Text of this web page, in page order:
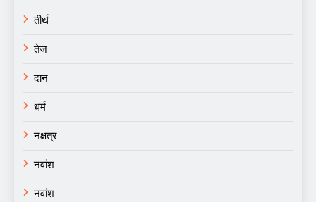
तीर्थ
तेज
दान
धर्म
नक्षत्र
नवांश
नवांश